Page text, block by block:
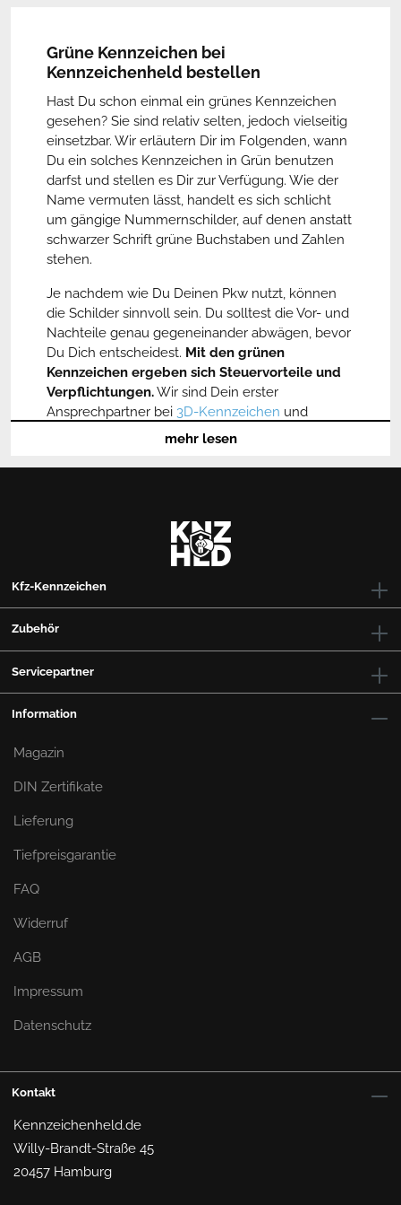
Grüne Kennzeichen bei
Kennzeichenheld bestellen
Hast Du schon einmal ein grünes Kennzeichen
gesehen? Sie sind relativ selten, jedoch vielseitig
einsetzbar. Wir erläutern Dir im Folgenden, wann
Du ein solches Kennzeichen in Grün benutzen
darfst und stellen es Dir zur Verfügung. Wie der
Name vermuten lässt, handelt es sich schlicht
um gängige Nummernschilder, auf denen anstatt
schwarzer Schrift grüne Buchstaben und Zahlen
stehen.
Je nachdem wie Du Deinen Pkw nutzt, können
die Schilder sinnvoll sein. Du solltest die Vor- und
Nachteile genau gegeneinander abwägen, bevor
Du Dich entscheidest. Mit den grünen
Kennzeichen ergeben sich Steuervorteile und
Verpflichtungen.Wir sind Dein erster
Ansprechpartner bei 3D-Kennzeichen und
aller Art. Mit den grünen
erlauben Dir einen noch flexibleren Umgang mit
Wann dürfen grüne Kennzeichen
genutzt werden und welche Vorteile
Grüne Kfz-Schilder sind für verschiedene Arten
von Nutzfahrzeugen gedacht. Wenn
beispielsweise Autos und Transporter einen
ganz bestimmten Arbeitszweck erfüllen und
nur für diesen eingesetzt werden, kannst Du sie
mit einem grünen Kennzeichen ausstatten. Die
betreffenden Fahrzeuge sind komplett von der
in grüner Farbe
Landwirtschaft berechtigt. Pkws, Traktoren,
von Sattelschleppern) können zu den
(Feuerwehr, Kranken- und Behindertentransport),
Außerdem können Baufahrzeuge wie
Geschwindigkeit von mehr als 20 km/h
erreichen. Transporttanker für Milchprodukte wie
Molke, Rahm und Magermilch sind ebenfalls
befreiungswürdig. Die letzte Gruppe sind
Kraftfahrzeuge, die in den Diensten von Vereinen
und Sportlern stehen oder den Wohnraum einer
mehr lesen
Kfz-Kennzeichen
Zubehör
Servicepartner
Information
Magazin
DIN Zertifikate
Lieferung
Tiefpreisgarantie
FAQ
Widerruf
AGB
Impressum
Datenschutz
Kontakt
Kennzeichenheld.de
Willy-Brandt-Straße 45
20457 Hamburg